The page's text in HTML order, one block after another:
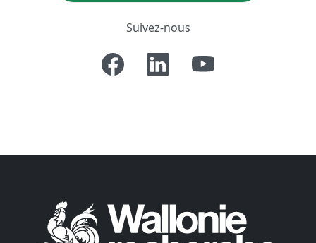
Suivez-nous